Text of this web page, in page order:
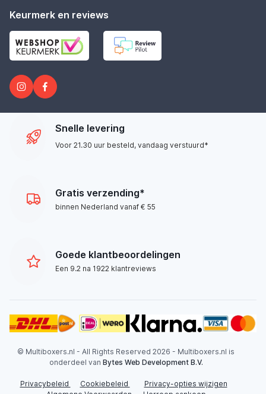
Keurmerk en reviews
Snelle levering
Voor 21.30 uur besteld, vandaag verstuurd*
Gratis verzending*
binnen Nederland vanaf € 55
Goede klantbeoordelingen
Een 9.2 na 1922 klantreviews
© Multiboxers.nl - All Rights Reserved 2026 - Multiboxers.nl is
onderdeel van Bytes Web Development B.V.
Privacybeleid Cookiebeleid
Privacy-opties wijzigen